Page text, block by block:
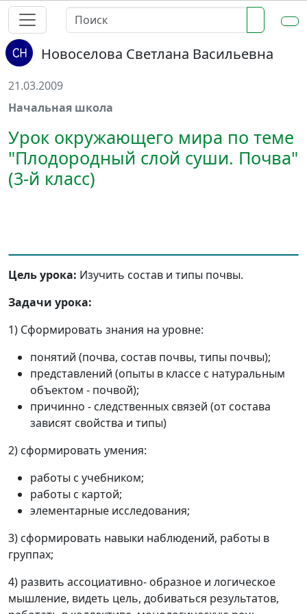
Новоселова Светлана Васильевна
21.03.2009
Начальная школа
Урок окружающего мира по теме
"Плодородный слой суши. Почва"
(3-й класс)
Цель урока: Изучить состав и типы почвы.
Задачи урока:
1) Сформировать знания на уровне:
понятий (почва, состав почвы, типы почвы);
представлений (опыты в классе с натуральным
объектом - почвой);
причинно - следственных связей (от состава
зависят свойства и типы)
2) сформировать умения:
работы с учебником;
работы с картой;
элементарные исследования;
3) сформировать навыки наблюдений, работы в
группах;
4) развить ассоциативно- образное и логическое
мышление, видеть цель, добиваться результатов,